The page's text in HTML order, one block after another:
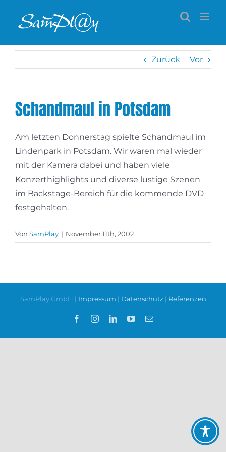
Inhalt
Zurück Vor
Schandmaul in Potsdam
Am letzten Donnerstag spielte Schandmaul im
Lindenpark in Potsdam. Wir waren mal wieder
mit der Kamera dabei und haben viele
Konzerthighlights und diverse lustige Szenen
im Backstage-Bereich für die kommende DVD
festgehalten.
Von SamPlay | November 11th, 2002
SamPlay GmbH | Impressum | Datenschutz | Referenzen
FacebookInstagramLinkedInYouTube
E-